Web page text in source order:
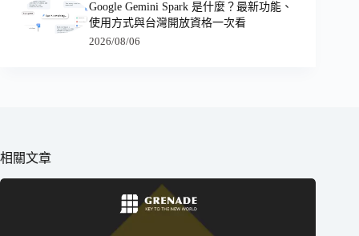
Google Gemini Spark 是什麼？最新功能、
使用方式與台灣開放資格一次看
2026/08/06
相關文章